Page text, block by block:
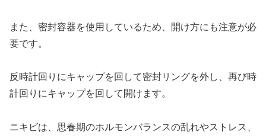
また、密封容器を使用しているため、開け方にも注意が必
要です。
反時計回りにキャップを回して密封リングを外し、再び時
計回りにキャップを回して開けます。
ニキビは、思春期のホルモンバランスの乱れやストレス、